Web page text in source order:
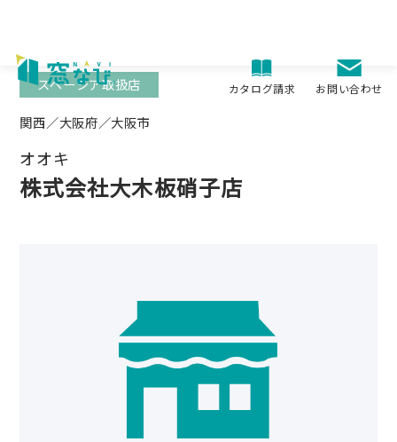
content
カタログ請求 お問い合わせ
関西／大阪府／大阪市
オオキ
株式会社大木板硝子店
スペーシア取扱店